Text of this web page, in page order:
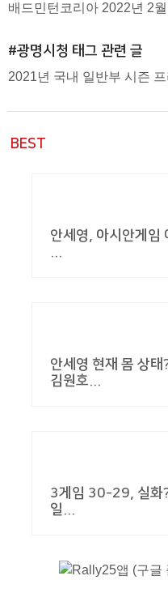
배드민턴코리아 2022년 2
#광명시청 태그 관련 글
2021년 국내 일반부 시즌
BEST
안세영, 아시안게임
안세영 현재 몸 상
김원호...
3게임 30-29, 실화
일...